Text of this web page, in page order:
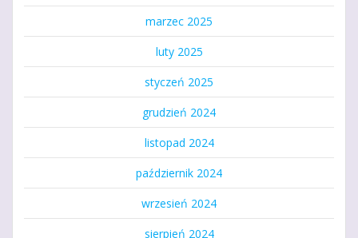
marzec 2025
luty 2025
styczeń 2025
grudzień 2024
listopad 2024
październik 2024
wrzesień 2024
sierpień 2024